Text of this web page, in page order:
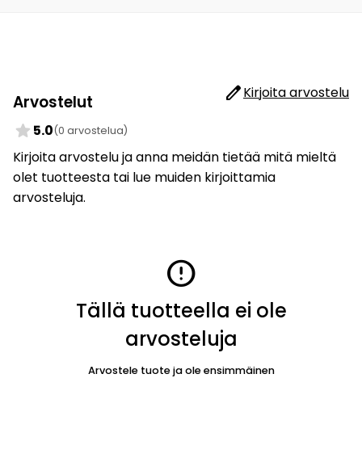
Arvostelut editKirjoita arvostelu
star 5.0(0 arvostelua)
Kirjoita arvostelu ja anna meidän tietää mitä mieltä
olet tuotteesta tai lue muiden kirjoittamia
arvosteluja.
error
Tällä tuotteella ei ole
arvosteluja
Arvostele tuote ja ole ensimmäinen